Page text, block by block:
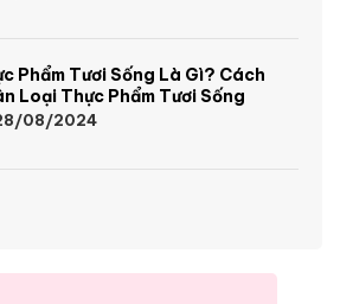
Phẩm Tươi Sống Là Gì? Cách
Loại Thực Phẩm Tươi Sống
08/2024